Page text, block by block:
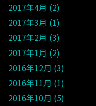
2017年4月 2
2017年3月 1
2017年2月 3
2017年1月 2
2016年12月 3
2016年11月 1
2016年10月 5